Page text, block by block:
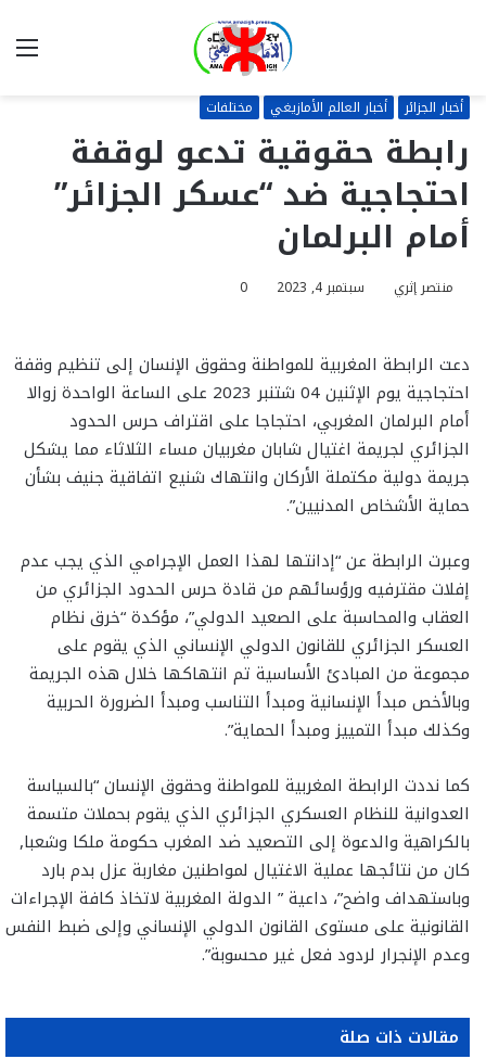
أخبار الجزائر أخبار العالم الأمازيغي مختلفات
رابطة حقوقية تدعو لوقفة
احتجاجية ضد “عسكر الجزائر”
أمام البرلمان
منتصر إثري سبتمبر 4, 2023 0
دعت الرابطة المغربية للمواطنة وحقوق الإنسان إلى تنظيم وقفة
احتجاجية يوم الإثنين 04 شتنبر 2023 على الساعة الواحدة زوالا
أمام البرلمان المغربي، احتجاجا على اقتراف حرس الحدود
الجزائري لجريمة اغتيال شابان مغربيان مساء الثلاثاء مما يشكل
جريمة دولية مكتملة الأركان وانتهاك شنيع اتفاقية جنيف بشأن
حماية الأشخاص المدنيين”.
وعبرت الرابطة عن “إدانتها لهذا العمل الإجرامي الذي يجب عدم
إفلات مقترفيه ورؤسائهم من قادة حرس الحدود الجزائري من
العقاب والمحاسبة على الصعيد الدولي”، مؤكدة “خرق نظام
العسكر الجزائري للقانون الدولي الإنساني الذي يقوم على
مجموعة من المبادئ الأساسية تم انتهاكها خلال هذه الجريمة
وبالأخص مبدأ الإنسانية ومبدأ التناسب ومبدأ الضرورة الحربية
وكذلك مبدأ التمييز ومبدأ الحماية”.
كما نددت الرابطة المغربية للمواطنة وحقوق الإنسان “بالسياسة
العدوانية للنظام العسكري الجزائري الذي يقوم بحملات متسمة
بالكراهية والدعوة إلى التصعيد ضد المغرب حكومة ملكا وشعبا,
كان من نتائجها عملية الاغتيال لمواطنين مغاربة عزل بدم بارد
وباستهداف واضح”، داعية ” الدولة المغربية لاتخاذ كافة الإجراءات
القانونية على مستوى القانون الدولي الإنساني وإلى ضبط النفس
وعدم الإنجرار لردود فعل غير محسوبة”.
مقالات ذات صلة